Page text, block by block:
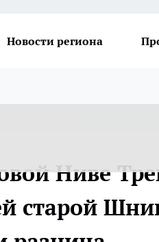
Новости региона
Ниве
старой